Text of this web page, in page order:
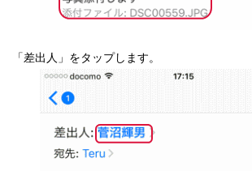
「差出人」をタップします。